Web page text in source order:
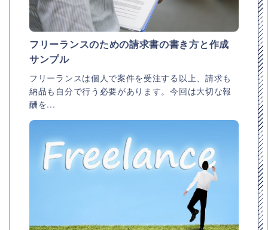
フリーランスのための請求書の書き方と作成
サンプル
フリーランスは個人で案件を受注する以上、請求も
納品も自分で行う必要があります。今回は大切な報
酬を...